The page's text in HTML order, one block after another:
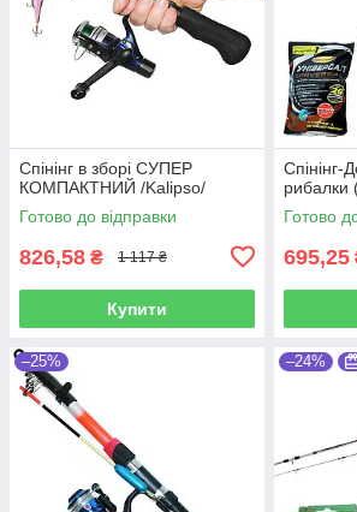
Спінінг в зборі СУПЕР
КОМПАКТНИЙ /Kalipso/
Готово до відправки
826,58 ₴ 1 117 ₴
Купити
Спінінг-
рибалки
Готово
695,25
–25% –24%